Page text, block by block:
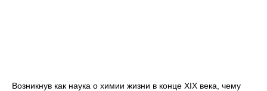
Возникнув как наука о химии жизни в конце XIX века, чему